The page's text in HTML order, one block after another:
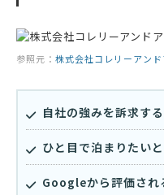
参照元： 株式会社コレリーアン
自社の強みを訴求す
ひと目で泊まりたい
Googleから評価され